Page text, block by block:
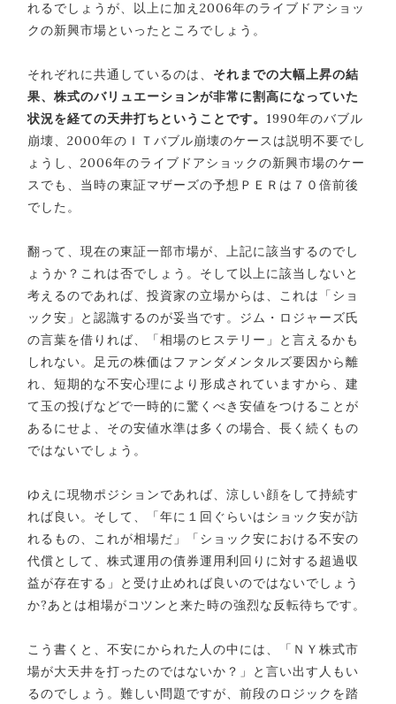
れるでしょうが、以上に加え2006年のライブドアショッ
クの新興市場といったところでしょう。
それぞれに共通しているのは、 それまでの大幅上昇の結
果、株式のバリュエーションが非常に割高になっていた
状況を経ての天井打ちということです。 1990年のバブル
崩壊、2000年のＩＴバブル崩壊のケースは説明不要でし
ょうし、2006年のライブドアショックの新興市場のケー
スでも、当時の東証マザーズの予想ＰＥＲは７０倍前後
でした。
翻って、現在の東証一部市場が、上記に該当するのでし
ょうか？これは否でしょう。そして以上に該当しないと
考えるのであれば、投資家の立場からは、これは「ショ
ック安」と認識するのが妥当です。ジム・ロジャーズ氏
の言葉を借りれば、「相場のヒステリー」と言えるかも
しれない。足元の株価はファンダメンタルズ要因から離
れ、短期的な不安心理により形成されていますから、建
て玉の投げなどで一時的に驚くべき安値をつけることが
あるにせよ、その安値水準は多くの場合、長く続くもの
ではないでしょう。
ゆえに現物ポジションであれば、涼しい顔をして持続す
れば良い。そして、「年に１回ぐらいはショック安が訪
れるもの、これが相場だ」「ショック安における不安の
代償として、株式運用の債券運用利回りに対する超過収
益が存在する」と受け止めれば良いのではないでしょう
か?あとは相場がコツンと来た時の強烈な反転待ちです。
こう書くと、不安にかられた人の中には、「ＮＹ株式市
場が大天井を打ったのではないか？」と言い出す人もい
るのでしょう。難しい問題ですが、前段のロジックを踏